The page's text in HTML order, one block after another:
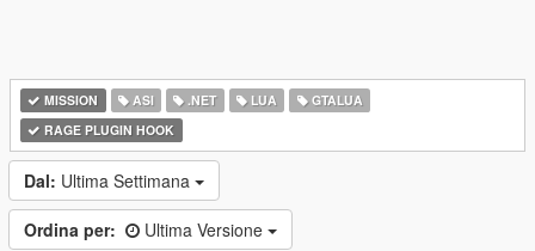
MISSION ASI .NET LUA
GTALUA
RAGE PLUGIN HOOK
Dal: Ultima Settimana
Ordina per: Ultima Versione